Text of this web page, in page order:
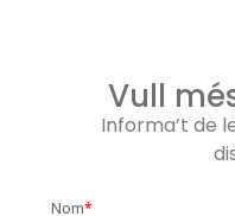
Vull
Informa’t de